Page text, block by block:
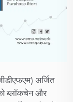
अर्जित
ब्लॉकचेन और